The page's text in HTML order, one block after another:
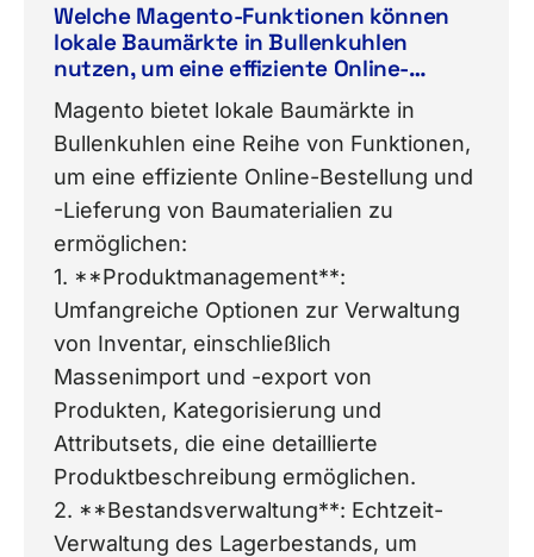
Welche Magento-Funktionen können
lokale Baumärkte in Bullenkuhlen
nutzen, um eine effiziente Online-
Bestellung und -Lieferung von
Baumaterialien zu ermöglichen?
Magento bietet lokale Baumärkte in
Bullenkuhlen eine Reihe von Funktionen,
um eine effiziente Online-Bestellung und
-Lieferung von Baumaterialien zu
ermöglichen:
1. **Produktmanagement**:
Umfangreiche Optionen zur Verwaltung
von Inventar, einschließlich
Massenimport und -export von
Produkten, Kategorisierung und
Attributsets, die eine detaillierte
Produktbeschreibung ermöglichen.
2. **Bestandsverwaltung**: Echtzeit-
Verwaltung des Lagerbestands, um